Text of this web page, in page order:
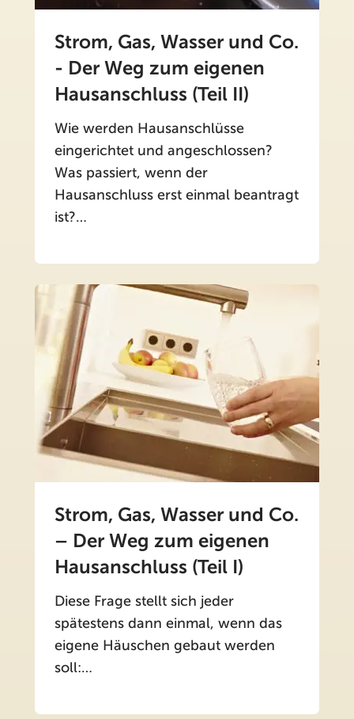
Strom, Gas, Wasser und Co.
- Der Weg zum eigenen
Hausanschluss (Teil II)
Wie werden Hausanschlüsse
eingerichtet und angeschlossen?
Was passiert, wenn der
Hausanschluss erst einmal beantragt
ist?…
Strom, Gas, Wasser und Co.
– Der Weg zum eigenen
Hausanschluss (Teil I)
Diese Frage stellt sich jeder
spätestens dann einmal, wenn das
eigene Häuschen gebaut werden
soll:…